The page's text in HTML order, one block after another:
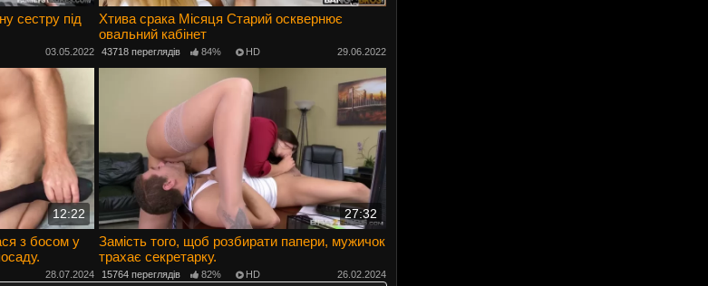
сестру під
03.05.2022
Хтива срака Місяця Старий осквернює
овальний кабінет
43718 переглядів 84% HD 29.06.2022
12:22
з босом у
28.07.2024
27:32
Замість того, щоб розбирати папери, мужичок
трахає секретарку.
15764 переглядів 82% HD 26.02.2024